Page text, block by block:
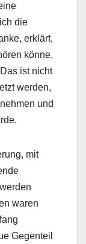
die
erklärt,
könne,
ist nicht
werden,
und
mit
waren
Gegenteil